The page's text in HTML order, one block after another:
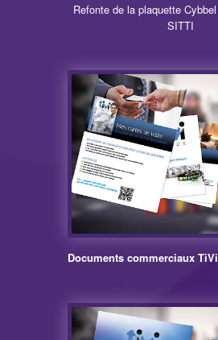
Refonte de la plaquette
SITTI
Documents commerciaux